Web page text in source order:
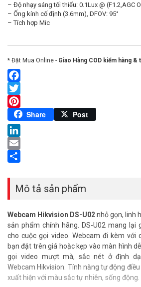
– Độ nhạy sáng tối thiểu: 0.1Lux @ (F1.2,AGC
– Ống kính cố định (3.6mm), DFOV: 95°
– Tích hợp Mic
* Đặt Mua Online - Giao Hàng COD kiểm hàng &
Facebook
Twitter
Pinterest
Share Post
LinkedIn
Email
Mô tả sản phẩm
Webcam Hikvision DS-U02nhỏ gọn, linh
sản phẩm chính hãng. DS-U02 mang lại
cho cuộc gọi video. Webcam đi kèm với
bạn đặt trên giá hoặc kẹp vào màn hình
gọi video mượt mà, sắc nét ở định
Webcam Hikvision. Tính năng tự động
xuất hiện với màu sắc tự nhiên, sống động.